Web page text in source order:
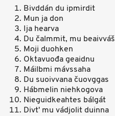
Bivddán du ipmirdit
Mun ja don
Ija hearva
Du čalmmit, mu beaivváš
Moji duohken
Oktavuođa geaidnu
Máilbmi mávssaha
Du suoivvana čuovggas
Hábmelin niehkogova
Nieguidkeahtes bálgát
Divt' mu vádjolit duinna